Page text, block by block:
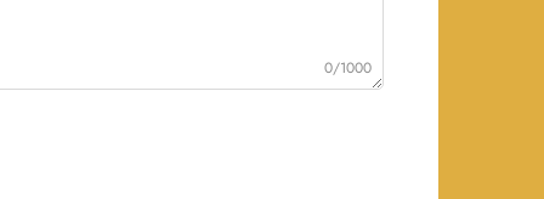
0/1000